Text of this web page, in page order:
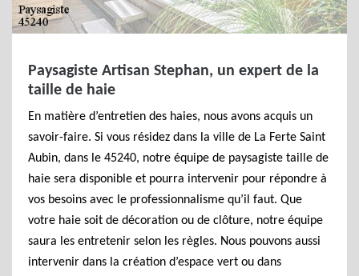
Paysagiste Artisan Stephan, un expert de la
taille de haie
En matière d’entretien des haies, nous avons acquis un
savoir-faire. Si vous résidez dans la ville de La Ferte Saint
Aubin, dans le 45240, notre équipe de paysagiste taille de
haie sera disponible et pourra intervenir pour répondre à
vos besoins avec le professionnalisme qu’il faut. Que
votre haie soit de décoration ou de clôture, notre équipe
saura les entretenir selon les règles. Nous pouvons aussi
intervenir dans la création d’espace vert ou dans